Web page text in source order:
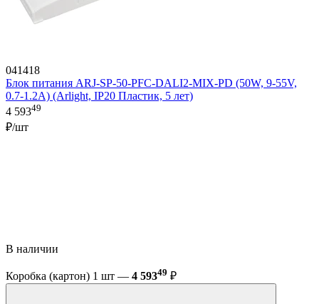
041418
Блок питания ARJ-SP-50-PFC-DALI2-MIX-PD (50W, 9-55V,
0.7-1.2А) (Arlight, IP20 Пластик, 5 лет)
4 59349
₽/шт
В наличии
Коробка (картон) 1 шт — 4 59349 ₽